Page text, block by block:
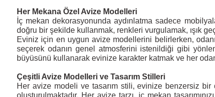
Her Mekana Özel Avize Modelleri
İç mekan dekorasyonunda aydınlatma sadece
doğru bir şekilde kullanmak, renkleri vurgulamak, ışık
Eviniz için en uygun avize modellerini belirlerken,
seçerek odanın genel atmosferini istenildiği gibi
büyüsünü kullanarak evinize karakter katmak ve her
Çeşitli Avize Modelleri ve Tasarım Stilleri
Her avize modeli ve tasarım stili, evinize benzersiz bir
oluşturulmaktadır. Her avize tarzı, iç mekan